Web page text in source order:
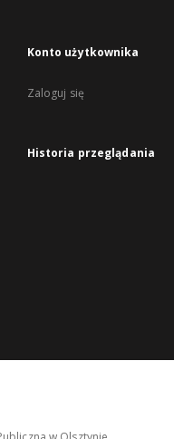
Konto użytkownika
Zaloguj się
Historia przeglądania